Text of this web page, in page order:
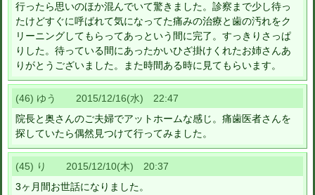
行ったら思いのほか混んでいて驚きました。診察まで少し待っ
たけどすぐに呼ばれて気になってた痛みの治療と歯の汚れをク
リーニングしてもらってあっという間に完了。すっきりさっぱ
りした。待っている間にあったかいひざ掛けくれたお姉さんあ
りがとうございました。また時間ある時に見てもらいます。
(46) ゆう 2015/12/16(水) 22:47
院長と奥さんのご夫婦でアットホームな感じ。痛歯医者さんを
探していたら偶然見つけて行ってみました。
(45) り 2015/12/10(木) 20:37
3ヶ月間お世話になりました。